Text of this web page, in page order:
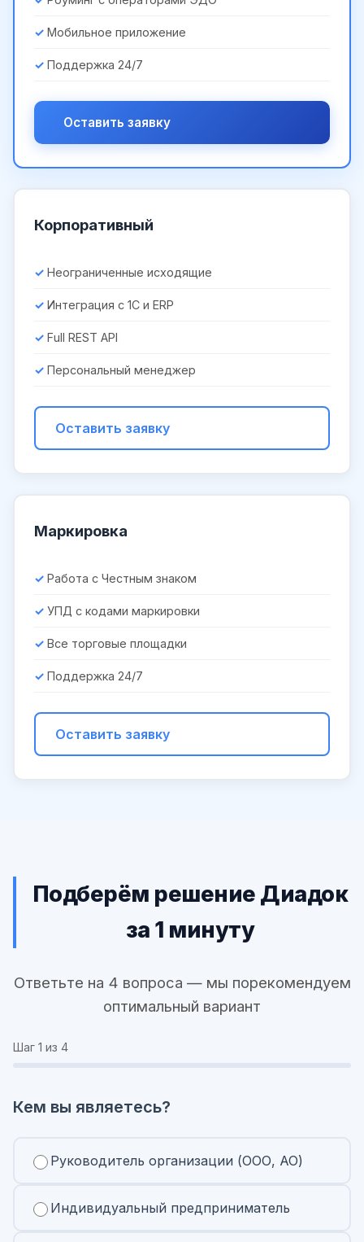
Мобильное приложение
Поддержка 24/7
Оставить заявку
Корпоративный
Неограниченные исходящие
Интеграция с 1С и ERP
Full REST API
Персональный менеджер
Оставить заявку
Маркировка
Работа с Честным знаком
УПД с кодами маркировки
Все торговые площадки
Поддержка 24/7
Оставить заявку
Подберём решение Диадок
за 1 минуту
Ответьте на 4 вопроса — мы порекомендуем
оптимальный вариант
Шаг 1 из 4
Кем вы являетесь?
Руководитель организации (ООО, АО)
Индивидуальный предприниматель